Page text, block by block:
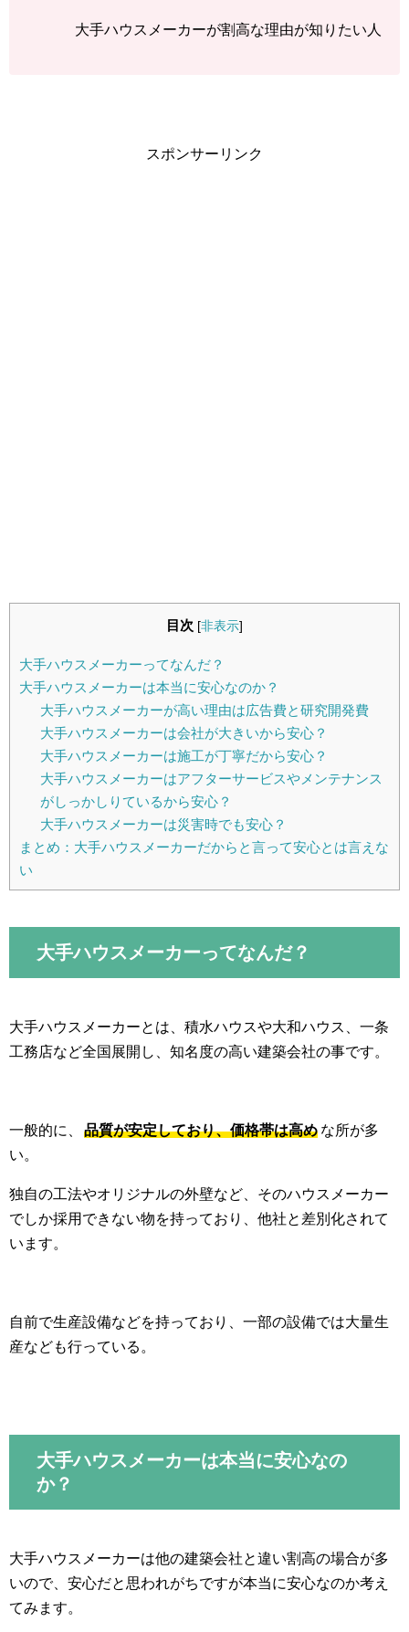
大手ハウスメーカーが割高な理由が知りたい人
スポンサーリンク
目次 [非表示]
大手ハウスメーカーってなんだ？
大手ハウスメーカーは本当に安心なのか？
大手ハウスメーカーが高い理由は広告費と研究開発費
大手ハウスメーカーは会社が大きいから安心？
大手ハウスメーカーは施工が丁寧だから安心？
大手ハウスメーカーはアフターサービスやメンテナンス
がしっかしりているから安心？
大手ハウスメーカーは災害時でも安心？
まとめ：大手ハウスメーカーだからと言って安心とは言えな
い
大手ハウスメーカーってなんだ？
大手ハウスメーカーとは、積水ハウスや大和ハウス、一条
工務店など全国展開し、知名度の高い建築会社の事です。
一般的に、 品質が安定しており、価格帯は高め な所が多
い。
独自の工法やオリジナルの外壁など、そのハウスメーカー
でしか採用できない物を持っており、他社と差別化されて
います。
自前で生産設備などを持っており、一部の設備では大量生
産なども行っている。
大手ハウスメーカーは本当に安心なの
か？
大手ハウスメーカーは他の建築会社と違い割高の場合が多
いので、安心だと思われがちですが本当に安心なのか考え
てみます。